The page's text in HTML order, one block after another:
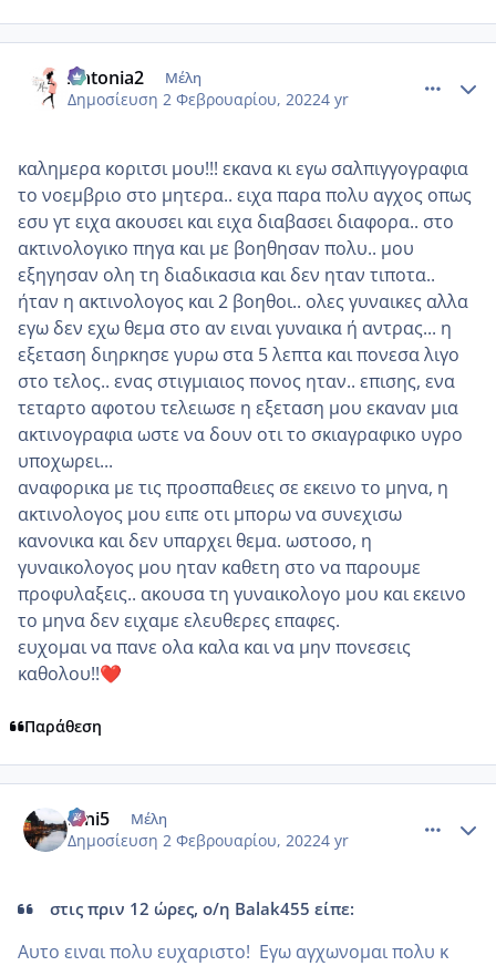
Antonia2 Μέλη
Δημοσίευση 2 Φεβρουαρίου, 20224 yr
καλημερα κοριτσι μου!!! εκανα κι εγω σαλπιγγογραφια
το νοεμβριο στο μητερα.. ειχα παρα πολυ αγχος οπως
εσυ γτ ειχα ακουσει και ειχα διαβασει διαφορα.. στο
ακτινολογικο πηγα και με βοηθησαν πολυ.. μου
εξηγησαν ολη τη διαδικασια και δεν ηταν τιποτα..
ήταν η ακτινολογος και 2 βοηθοι.. ολες γυναικες αλλα
εγω δεν εχω θεμα στο αν ειναι γυναικα ή αντρας... η
εξεταση διηρκησε γυρω στα 5 λεπτα και πονεσα λιγο
στο τελος.. ενας στιγμιαιος πονος ηταν.. επισης, ενα
τεταρτο αφοτου τελειωσε η εξεταση μου εκαναν μια
ακτινογραφια ωστε να δουν οτι το σκιαγραφικο υγρο
υποχωρει...
αναφορικα με τις προσπαθειες σε εκεινο το μηνα, η
ακτινολογος μου ειπε οτι μπορω να συνεχισω
κανονικα και δεν υπαρχει θεμα. ωστοσο, η
γυναικολογος μου ηταν καθετη στο να παρουμε
προφυλαξεις.. ακουσα τη γυναικολογο μου και εκεινο
το μηνα δεν ειχαμε ελευθερες επαφες.
ευχομαι να πανε ολα καλα και να μην πονεσεις
καθολου!!❤️
Παράθεση
irini5 Μέλη
Δημοσίευση 2 Φεβρουαρίου, 20224 yr
στις πριν 12 ώρες, ο/η Balak455 είπε:
Αυτο ειναι πολυ ευχαριστο! Εγω αγχωνομαι πολυ κ